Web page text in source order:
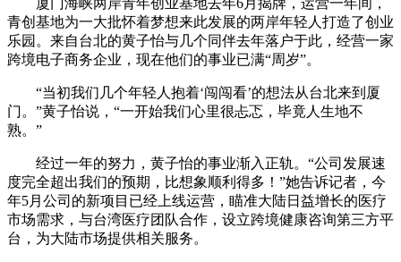
青创基地为一大批怀着梦想来此发展的两岸年轻人打造了创业
乐园。来自台北的黄子怡与几个同伴去年落户于此，经营一家
跨境电子商务企业，现在他们的事业已满“周岁”。
“当初我们几个年轻人抱着‘闯闯看’的想法从台北来到厦
门。”黄子怡说，“一开始我们心里很忐忑，毕竟人生地不
熟。”
经过一年的努力，黄子怡的事业渐入正轨。“公司发展速
度完全超出我们的预期，比想象顺利得多！”她告诉记者，今
年5月公司的新项目已经上线运营，瞄准大陆日益增长的医疗
市场需求，与台湾医疗团队合作，设立跨境健康咨询第三方平
台，为大陆市场提供相关服务。